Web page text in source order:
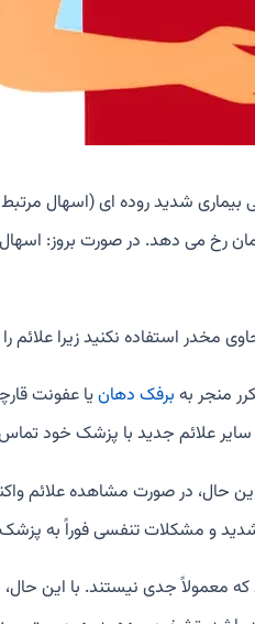
بیماری شدید روده ای (اسهال
رخ می دهد. در صورت بروز:
مخدر استفاده نکنید زیرا علائم
منجر به برفک دهانیا عفونت
علائم جدید با پزشک خود تماس
حال، در صورت مشاهده علائم
و مشکلات تنفسی فوراً به پزشک
جدی نیستند. با این حال،